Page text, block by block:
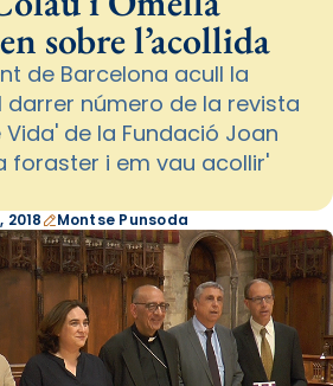
sobre l’acollida
de Barcelona acull la
número de la revista
de la Fundació Joan
foraster i em vau acollir'
2018 Montse Punsoda